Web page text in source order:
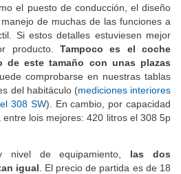
el puesto de conducción, el diseño
de muchas de las funciones a
Si estos detalles estuviesen mejor
producto. Tampoco es el coche
este tamaño con unas plazas
comprobarse en nuestras tablas
del habitáculo (mediciones interiores
308 SW). En cambio, por capacidad
lois mejores: 420 litros el 308 5p
de equipamiento, las dos
igual . El precio de partida es de 18